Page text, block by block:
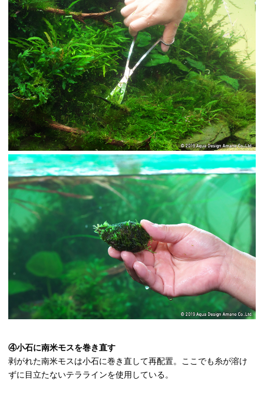
④小石に南米モスを巻き直す
剥がれた南米モスは小石に巻き直して再配置。ここでも糸が溶け
ずに目立たないテララインを使用している。